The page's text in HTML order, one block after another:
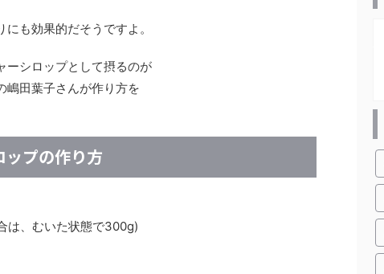
も効果的だそうですよ。
ーシロップとして摂るのが
嶋田葉子さんが作り方を
プの作り方
は、むいた状態で300g)